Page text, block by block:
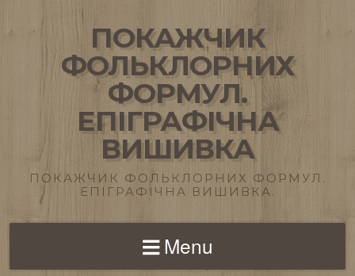
ПОКАЖЧИК
ФОЛЬКЛОРНИХ
ФОРМУЛ.
ЕПІГРАФІЧНА
ВИШИВКА
ПОКАЖЧИК ФОЛЬКЛОРНИХ ФОРМУЛ.
ЕПІГРАФІЧНА ВИШИВКА.
Menu